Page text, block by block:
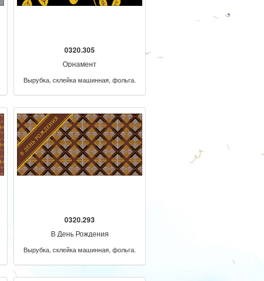
0320.305
Орнамент
Вырубка, склейка машинная, фольга.
0320.293
В День Рождения
Вырубка, склейка машинная, фольга.